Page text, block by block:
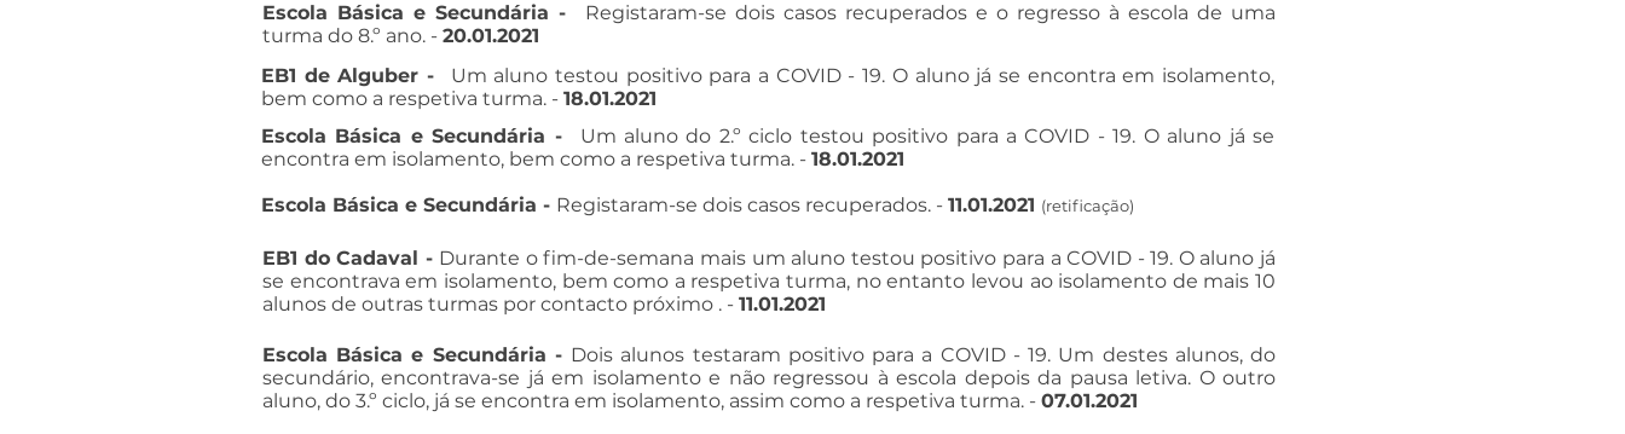
Escola Básica e Secundária - Registaram-se dois casos recuperados e o regresso à escola de uma
turma do 8.º ano. - 20.01.2021
EB1 de Alguber - Um aluno testou positivo para a COVID - 19. O aluno já se encontra em isolamento,
bem como a respetiva turma. - 18.01.2021
Escola Básica e Secundária - Um aluno do 2.º ciclo testou positivo para a COVID - 19. O aluno já se
encontra em isolamento, bem como a respetiva turma. - 18.01.2021
Escola Básica e Secundária - Registaram-se dois casos recuperados. - 11.01.2021 (retificação)
EB1 do Cadaval - Durante o fim-de-semana mais um aluno testou positivo para a COVID - 19. O aluno já
se encontrava em isolamento, bem como a respetiva turma, no entanto levou ao isolamento de mais 10
alunos de outras turmas por contacto próximo . - 11.01.2021
Escola Básica e Secundária - Dois alunos testaram positivo para a COVID - 19. Um destes alunos, do
secundário, encontrava-se já em isolamento e não regressou à escola depois da pausa letiva. O outro
aluno, do 3.º ciclo, já se encontra em isolamento, assim como a respetiva turma. - 07.01.2021